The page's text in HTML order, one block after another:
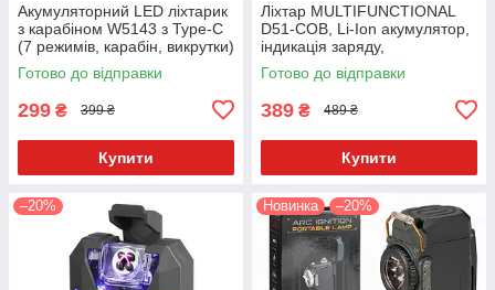
Акумуляторний LED ліхтарик
з карабіном W5143 з Type-C
(7 режимів, карабін, викрутки)
Готово до відправки
299 ₴ 399 ₴
Купити
Ліхтар MULTIFUNCTIONAL
D51-COB, Li-Ion акумулятор,
індикація заряду,
запальничка, ЗУ Type-C
Зелений
Готово до відправки
389 ₴ 489 ₴
Купити
–20% Новинка –20%